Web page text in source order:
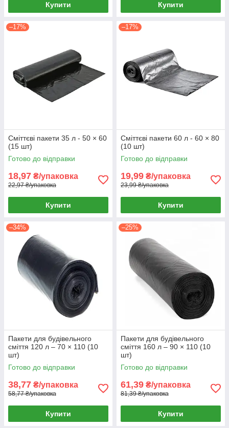
Купити Купити
–17%
Сміттєві пакети 35 л - 50 × 60
(15 шт)
Готово до відправки
18,97 ₴/упаковка
22,97 ₴/упаковка
Купити
–17%
Сміттєві пакети 60 л - 60 × 80
(10 шт)
Готово до відправки
19,99 ₴/упаковка
23,99 ₴/упаковка
Купити
–34%
Пакети для будівельного
сміття 120 л – 70 × 110 (10
шт)
Готово до відправки
38,77 ₴/упаковка
58,77 ₴/упаковка
Купити
–25%
Пакети для будівельного
сміття 160 л – 90 × 110 (10
шт)
Готово до відправки
61,39 ₴/упаковка
81,39 ₴/упаковка
Купити